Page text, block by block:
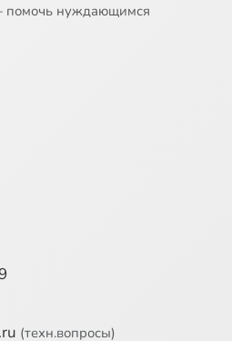
помочь нуждающимся
(техн.вопросы)